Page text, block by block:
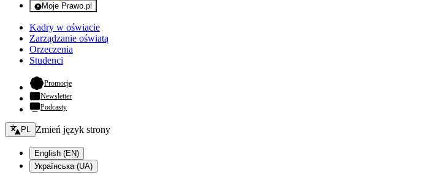
Moje Prawo.pl
- rejestracja i logowanie do serwisu
Kadry w oświacie
Zarządzanie oświatą
Orzeczenia
Studenci
Promocje- otwiera się w nowej karcie
Newsletter
Podcasty
Zmień język - bieżący:
PL Zmień język strony
English (EN)
Українська (UA)